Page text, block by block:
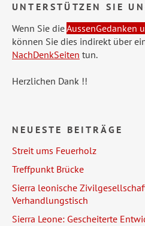
UNTERSTÜTZEN SIE
Wenn Sie dieAussenGedanken
können Sie dies indirekt über
NachDenkSeiten tun.
Herzlichen Dank !!
NEUESTE BEITRÄGE
Streit ums Feuerholz
Treffpunkt Brücke
Sierra leonische
Verhandlungstisch
Sierra Leone: Gescheiterte